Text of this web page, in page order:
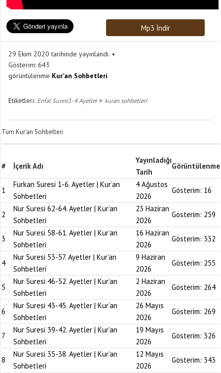
Mp3 İndir
29 Ekim 2020 tarihinde yayınlandı.
Gösterim: 643
görüntülenme Kur'an Sohbetleri
Etiketleri: Enfal Suresi1-4 Ayetler> kuran sohbetleri
Tüm Kur'an Sohbetleri
# İçerik Adı
Yayınladığı
Tarih
Görüntülenme
1
Furkan Suresi 1-6. Ayetler | Kur’an
Sohbetleri
4 Ağustos
2026
Gösterim: 16
2
Nur Suresi 62-64. Ayetler | Kur’an
Sohbetleri
23 Haziran
2026
Gösterim: 259
3
Nur Suresi 58-61. Ayetler | Kur’an
Sohbetleri
16 Haziran
2026
Gösterim: 332
4
Nur Suresi 53-57. Ayetler | Kur’an
Sohbetleri
9 Haziran
2026
Gösterim: 255
5
Nur Suresi 46-52. Ayetler | Kur’an
Sohbetleri
2 Haziran
2026
Gösterim: 264
6
Nur Suresi 43-45. Ayetler | Kur’an
Sohbetleri
26 Mayıs
2026
Gösterim: 269
7
Nur Suresi 39-42. Ayetler | Kur’an
Sohbetleri
19 Mayıs
2026
Gösterim: 326
8
Nur Suresi 35-38. Ayetler | Kur’an
Sohbetleri
12 Mayıs
2026
Gösterim: 343